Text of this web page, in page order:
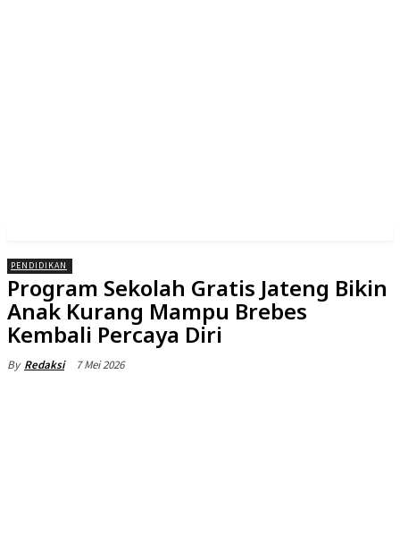
PENDIDIKAN
Program Sekolah Gratis Jateng Bikin
Anak Kurang Mampu Brebes
Kembali Percaya Diri
By Redaksi 7 Mei 2026